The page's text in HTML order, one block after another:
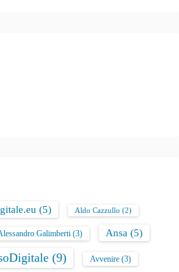
(5) Aldo Cazzullo (2)
Galimberti (3) Ansa (5)
(9) Avvenire (3)